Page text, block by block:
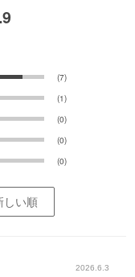
(7)
(1)
(0)
(0)
(0)
しい順
2026.6.3